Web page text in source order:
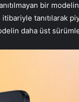
bir modelin
tanıtılarak
daha üst